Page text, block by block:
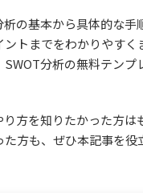
の基本から具体的な手
トまでをわかりやすく
分析の無料テンプ
方を知りたかった方は
方も、ぜひ本記事を役